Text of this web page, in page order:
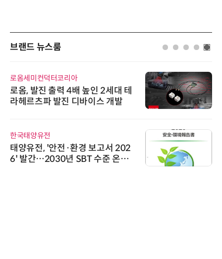
브랜드 뉴스룸
로옴세미컨덕터코리아
로옴, 발진 출력 4배 높인 2세대 테
라헤르츠파 발진 디바이스 개발
한국태양유전
태양유전, '안전·환경 보고서 202
6' 발간…2030년 SBT 수준 온실